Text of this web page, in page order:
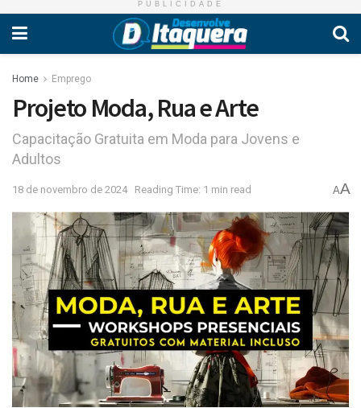
PUBLICIDADE
Home Emprego
Projeto Moda, Rua e Arte
Capacitação Gratuita em Moda para Jovens e
Adultos
18 de novembro de 2024 Reading Time: 1 min read AA